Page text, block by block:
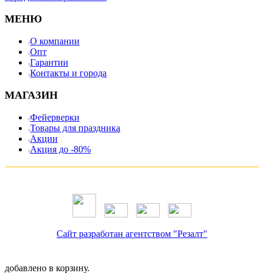
МЕНЮ
О компании
Опт
Гарантии
Контакты и города
МАГАЗИН
Фейерверки
Товары для праздника
Акции
Акция до -80%
Сайт разработан агентством "Резалт"
добавлено в корзину.